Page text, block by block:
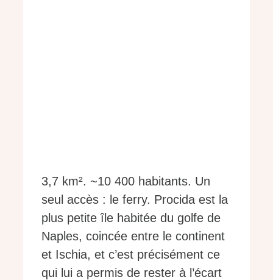
3,7 km². ~10 400 habitants. Un
seul accès : le ferry. Procida est la
plus petite île habitée du golfe de
Naples, coincée entre le continent
et Ischia, et c’est précisément ce
qui lui a permis de rester à l’écart